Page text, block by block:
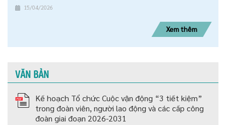
15/04/2026
Xem thêm
VĂN BẢN
Kế hoạch Tổ chức Cuộc vận động “3 tiết kiệm”
trong đoàn viên, người lao động và các cấp công
đoàn giai đoạn 2026-2031